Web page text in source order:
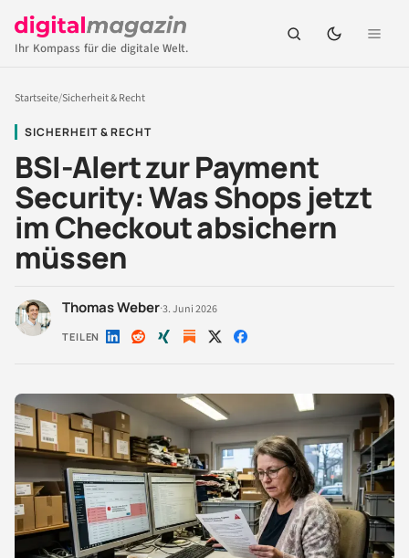
Ihr Kompass für die digitale Welt.
Startseite/Sicherheit & Recht
SICHERHEIT & RECHT
BSI-Alert zur Payment
Security: Was Shops jetzt
im Checkout absichern
müssen
Thomas Weber·3. Juni 2026
TEILEN Auf Auf Auf Auf Auf